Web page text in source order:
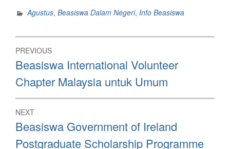
Agustus, Beasiswa Dalam Negeri, Info Beasiswa
Post
navigation
PREVIOUS
Previous
post:
Beasiswa International Volunteer
Chapter Malaysia untuk Umum
NEXT
Next
post:
Beasiswa Government of Ireland
Postgraduate Scholarship Programme